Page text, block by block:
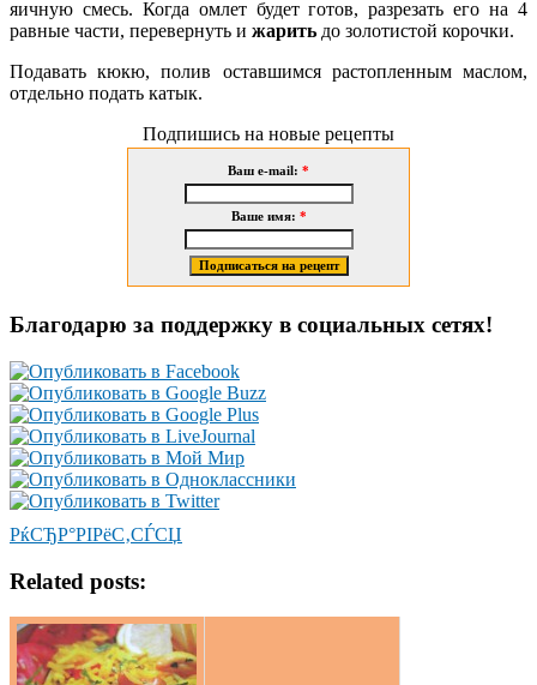
яичную смесь. Когда омлет будет готов, разрезать его на 4
равные части, перевернуть и жарить до золотистой корочки.
Подавать кюкю, полив оставшимся растопленным маслом,
отдельно подать катык.
Подпишись на новые рецепты
Ваш e-mail: *
Ваше имя: *
Благодарю за поддержку в социальных сетях!
РќСЂР°РІРёС‚СЃСЏ
Related posts: